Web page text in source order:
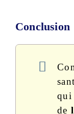
Conclusion
qui
de